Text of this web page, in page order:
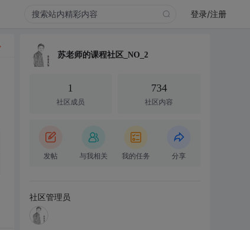
登录/注册
苏老师的课程社区_NO_2
1
社区成员
734
社区内容
发帖 与我相关 我的任务 分享
社区管理员